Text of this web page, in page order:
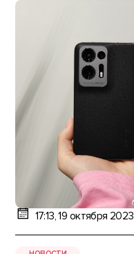
17:13, 19 октября 2023